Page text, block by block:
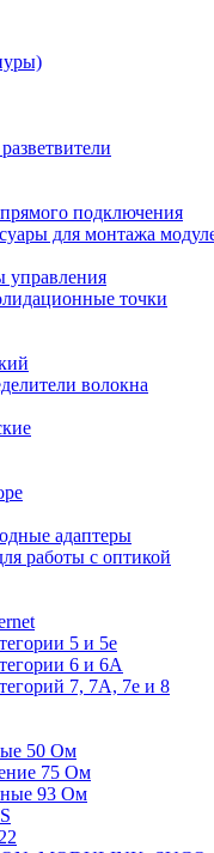
подключения
для монтажа
управления
точки
волокна
адаптеры
работы с оптикой
5 и 5е
6 и 6A
7, 7А, 7е и 8
50 Ом
75 Ом
93 Ом